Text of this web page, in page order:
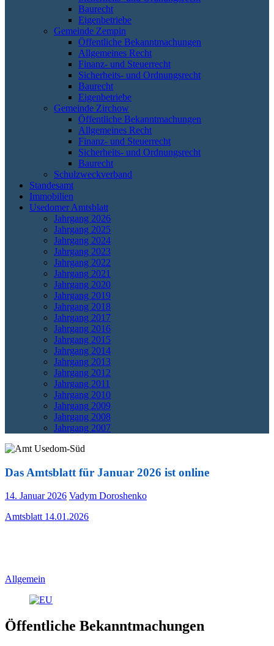
Baurecht
Eigenbetriebe
Gemeinde Zempin
Öffentliche Bekanntmachungen
Allgemeines Recht
Finanz- und Steuerrecht
Sicherheits- und Ordnungsrecht
Baurecht
Eigenbetriebe
Gemeinde Zirchow
Öffentliche Bekanntmachungen
Allgemeines Recht
Finanz- und Steuerrecht
Sicherheits- und Ordnungsrecht
Baurecht
Schulzweckverband
Standesamt
Immobilien
Usedomer Amtsblatt
Jahrgang 2026
Jahrgang 2025
Jahrgang 2024
Jahrgang 2023
Jahrgang 2022
Jahrgang 2021
Jahrgang 2020
Jahrgang 2019
Jahrgang 2018
Jahrgang 2017
Jahrgang 2016
Jahrgang 2015
Jahrgang 2014
Jahrgang 2013
Jahrgang 2012
Jahrgang 2011
Jahrgang 2010
Jahrgang 2009
Jahrgang 2008
Jahrgang 2007
Das Amtsblatt für Januar 2026 ist online
14. Januar 2026 Vadym Doroshenko
Amtsblatt 14.01.2026
Allgemein
Öffentliche Bekanntmachungen